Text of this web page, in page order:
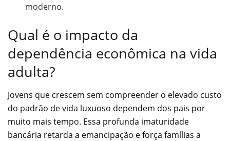
moderno.
Qual é o impacto da
dependência econômica na vida
adulta?
Jovens que crescem sem compreender o elevado custo
do padrão de vida luxuoso dependem dos pais por
muito mais tempo. Essa profunda imaturidade
bancária retarda a emancipação e força famílias a